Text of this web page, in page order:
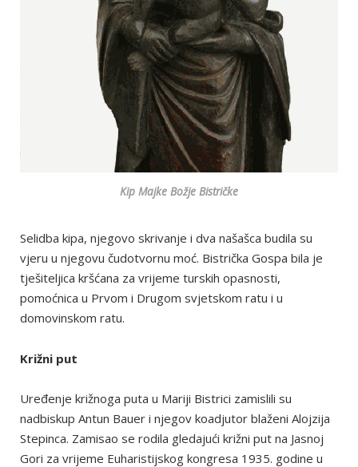
Kip Majke Božje Bistričke
Selidba kipa, njegovo skrivanje i dva našašca budila su
vjeru u njegovu čudotvornu moć. Bistrička Gospa bila je
tješiteljica kršćana za vrijeme turskih opasnosti,
pomoćnica u Prvom i Drugom svjetskom ratu i u
domovinskom ratu.
Križni put
Uređenje križnoga puta u Mariji Bistrici zamislili su
nadbiskup Antun Bauer i njegov koadjutor blaženi Alojzija
Stepinca. Zamisao se rodila gledajući križni put na Jasnoj
Gori za vrijeme Euharistijskog kongresa 1935. godine u